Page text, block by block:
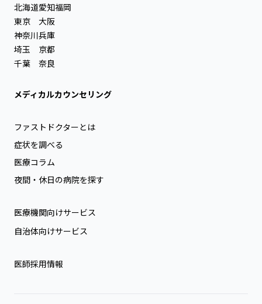
北海道
東京
神奈川
埼玉
千葉
愛知
大阪
兵庫
京都
奈良
福岡
メディカルカウンセリング
ファストドクターとは
症状を調べる
医療コラム
夜間・休日の病院を探す
医療機関向けサービス
自治体向けサービス
医師採用情報